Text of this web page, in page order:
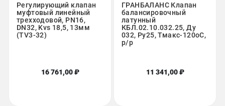
Регулирующий клапан
муфтовый линейный
трехходовой, PN16,
DN32, Kvs 18,5, 13мм
(TV3-32)
16 761,00 ₽
ГРАНБАЛАНС Клапан
балансировочный
латунный
КБЛ.02.10.032.25, Ду
032, Ру25, Тмакс-120оС,
р/р
11 341,00 ₽